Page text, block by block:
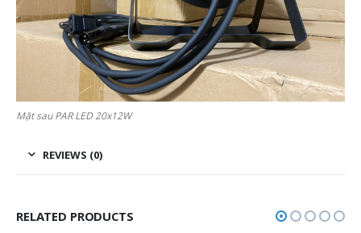
Mặt sau PAR LED 20x12W
REVIEWS (0)
RELATED PRODUCTS